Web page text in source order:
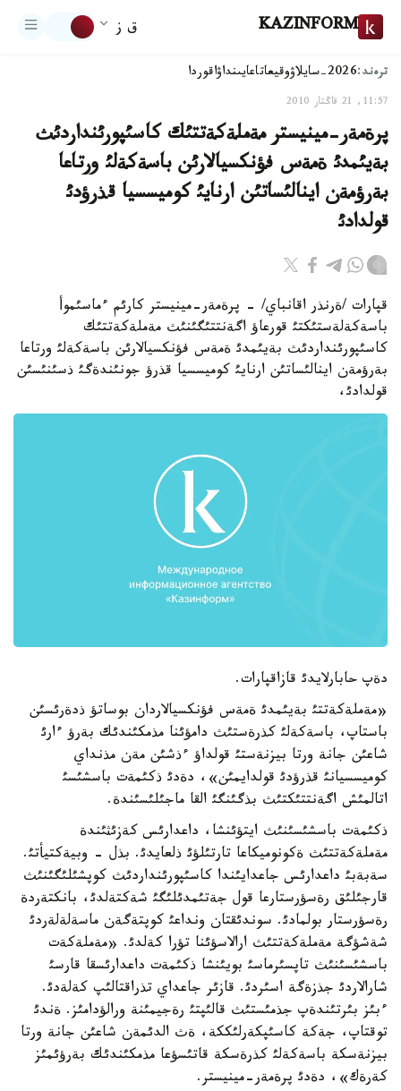
KAZINFORM ق ز
ترەند:2026-سايلاۋ وقيعاتاعايىنداۋاقوردا
11:57, 21 قاڭتار 2010
پرةمةر-مينيستر مةملةكةتتئك كاسئپورئنداردئث
بةيئمدئ ةمةس فؤنكسيالارئن باسةكةلئ ورتاعا
بةرؤمةن اينالئساتئن ارنايئ كوميسسيا قذرؤدئ
قولدادئ
قپارات /ةرنذر اقانباي/ - پرةمةر-مينيستر كارئم ءماسئموأ
باسةكةلةستئكتئ قورعاؤ اگةنتتئگئنئث مةملةكةتتئك
كاسئپورئنداردئث بةيئمدئ ةمةس فؤنكسيالارئن باسةكةلئ ورتاعا
بةرؤمةن اينالئساتئن ارنايئ كوميسسيا قذرؤ جونئندةگئ ذسئنئسئن
قولدادئ،
دةپ حابارلايدئ قازاقپارات.
«مةملةكةتتئ بةيئمدئ ةمةس فؤنكسيالاردان بوساتؤ ذدةرئسئن
باستاپ، باسةكةلئ كذرةستئث دامؤئنا مذمكئندئك بةرؤ ءارئ
شاعئن جانة ورتا بيزنةستئ قولداؤ ءذشئن مةن مذنداي
كوميسسيانئ قذرؤدئ قولدايمئن»، دةدئ ذكئمةت باسشئسئ
اتالمئش اگةنتتئكتئث بذگئنگئ القا ماجئلئسئندة.
ذكئمةت باسشئسئنئث ايتؤئنشا، داعدارئس كةزئثئندة
مةملةكةتتئث ةكونوميكاعا تارتئلؤئ ذلعايدئ. بذل - وبيةكتيأتئ.
سةبةبئ داعدارئس جاعدايئندا كاسئپورئنداردئث كوپشئلئگئنئث
قارجئلئق رةسؤرستارعا قول جةتئمدئلئگئ شةكتةلدئ، بانكتةردة
رةسؤرستار بولمادئ. سوندئقتان ونداعئ كوپتةگةن ماسةلةلةردئ
شةشؤگة مةملةكةتتئث ارالاسؤئنا تؤرا كةلدئ. «مةملةكةت
باسشئسئنئث تاپسئرماسئ بويئنشا ذكئمةت داعدارئسقا قارسئ
شارالاردئ جذزةگة اسئردئ. قازئر جاعداي تذراقتالئپ كةلةدئ.
ءبئز بئرتئندةپ جذمئستئث قالئپتئ رةجيمئنة ورالؤدامئز. ةندئ
توقتاپ، جةكة كاسئپكةرلئككة، ةث الدئمةن شاعئن جانة ورتا
بيزنةسكة باسةكةلئ كذرةسكة قاتئسؤعا مذمكئندئك بةرؤئمئز
كةرةك»، دةدئ پرةمةر-مينيستر.